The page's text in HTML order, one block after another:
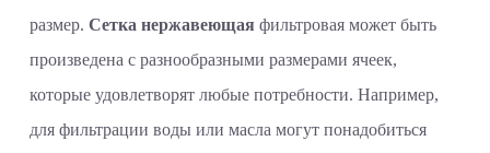
размер. Сетка нержавеющая фильтровая может быть
произведена с разнообразными размерами ячеек,
которые удовлетворят любые потребности. Например,
для фильтрации воды или масла могут понадобиться